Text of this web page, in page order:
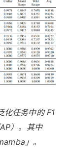
化任务中的 F1
）。其中
」。